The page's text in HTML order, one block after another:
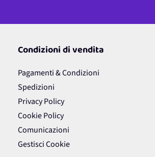
Condizioni di vendita
Pagamenti & Condizioni
Spedizioni
Privacy Policy
Cookie Policy
Comunicazioni
Gestisci Cookie